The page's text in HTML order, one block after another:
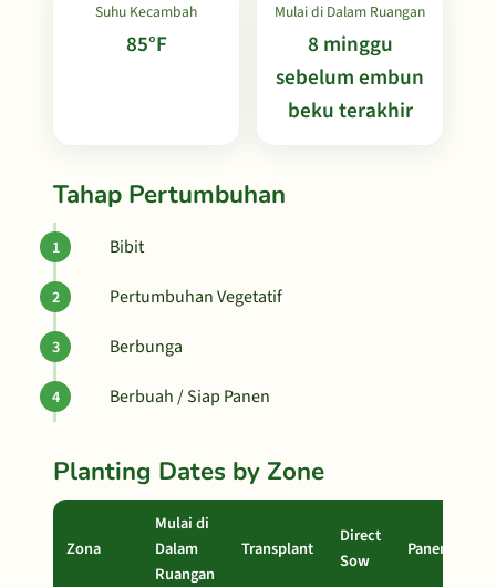
Suhu Kecambah
85°F
Mulai di Dalam Ruangan
8 minggu
sebelum embun
beku terakhir
Tahap Pertumbuhan
Bibit
Pertumbuhan Vegetatif
Berbunga
Berbuah / Siap Panen
Planting Dates by Zone
Zona
Mulai di
Dalam
Ruangan
Transplant
Direct
Sow
Panen